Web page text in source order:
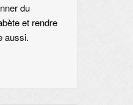
du
et rendre
aussi.